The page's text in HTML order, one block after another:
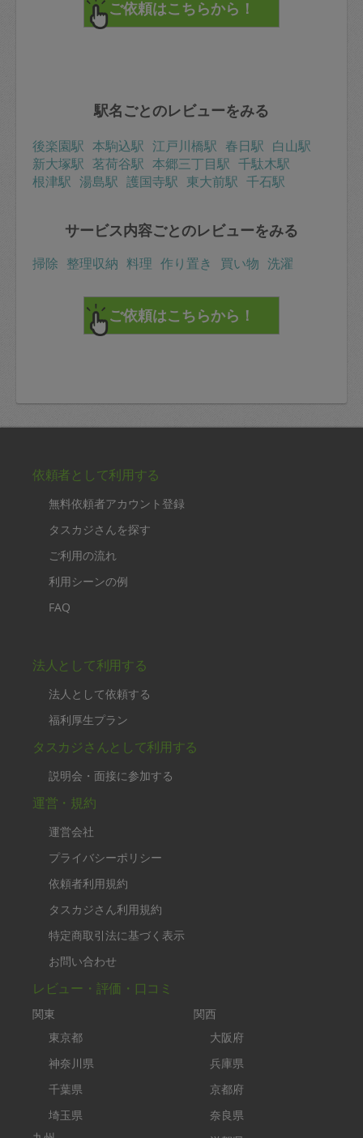
駅名ごとのレビューをみる
後楽園駅 本駒込駅 江戸川橋駅 春日駅 白山駅
新大塚駅 茗荷谷駅 本郷三丁目駅 千駄木駅
根津駅 湯島駅 護国寺駅 東大前駅 千石駅
サービス内容ごとのレビューをみる
掃除 整理収納 料理 作り置き 買い物 洗濯
依頼者として利用する
無料依頼者アカウント登録
タスカジさんを探す
ご利用の流れ
利用シーンの例
FAQ
法人として利用する
法人として依頼する
福利厚生プラン
タスカジさんとして利用する
説明会・面接に参加する
運営・規約
運営会社
プライバシーポリシー
依頼者利用規約
タスカジさん利用規約
特定商取引法に基づく表示
お問い合わせ
レビュー・評価・口コミ
関東
東京都
神奈川県
千葉県
埼玉県
関西
大阪府
兵庫県
京都府
奈良県